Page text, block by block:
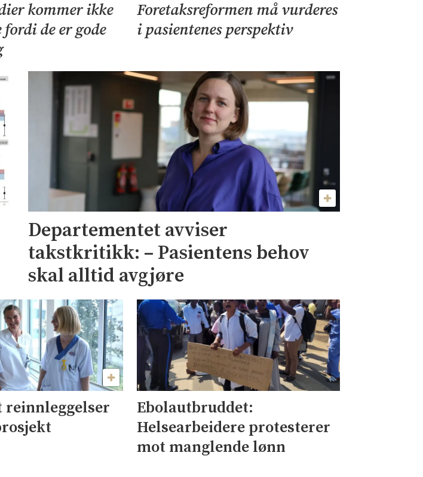
kommer ikke
de er gode
Foretaksreformen må vurderes
i pasientenes perspektiv
Departementet avviser
takstkritikk: – Pasientens behov
skal alltid avgjøre
reinnleggelser
Ebolautbruddet:
Helsearbeidere protesterer
mot manglende lønn